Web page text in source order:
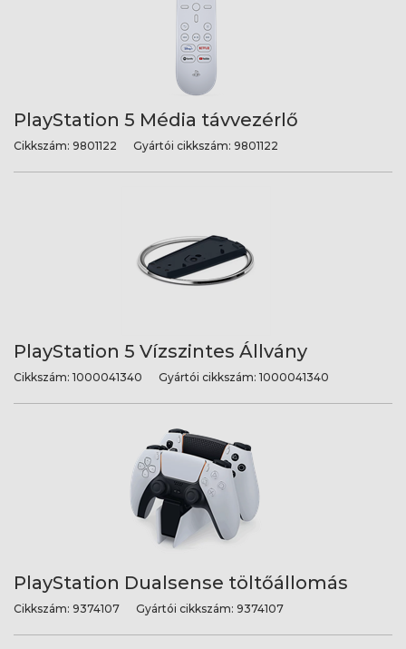
PlayStation 5 Média távvezérlő
Cikkszám: 9801122 Gyártói cikkszám: 9801122
PlayStation 5 Vízszintes Állvány
Cikkszám: 1000041340 Gyártói cikkszám: 1000041340
PlayStation Dualsense töltőállomás
Cikkszám: 9374107 Gyártói cikkszám: 9374107